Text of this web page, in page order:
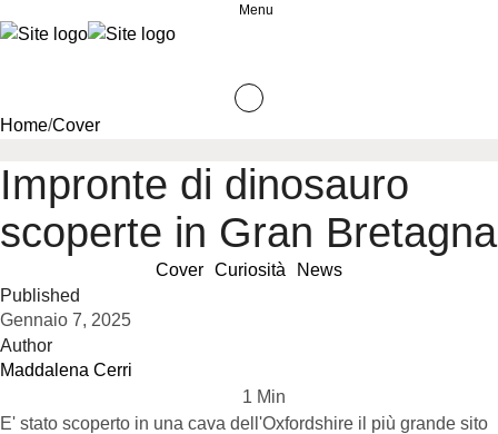
Menu
Home/Cover
Impronte di dinosauro
scoperte in Gran Bretagna
Cover Curiosità
News
Published
Gennaio 7, 2025
Author
Maddalena Cerri
1 Min
E' stato scoperto in una cava dell'Oxfordshire il più grande sito